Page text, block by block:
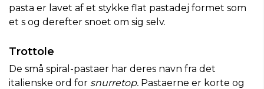
pasta er lavet af et stykke flat pastadej formet som
et s og derefter snoet om sig selv.
Trottole
De små spiral-pastaer har deres navn fra det
italienske ord for snurretop. Pastaerne er korte og